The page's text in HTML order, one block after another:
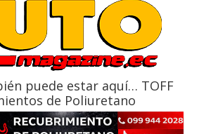
edición 47ª, recorre 7 provincias en 8
Bolden para cubrir las rutas de La
puede estar aquí… TOFF
de Poliuretano